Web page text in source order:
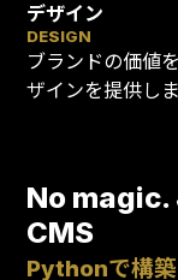
デザイン
DESIGN
ブランドの価値
ザインを提供しま
No
CMS
Pythonで構築